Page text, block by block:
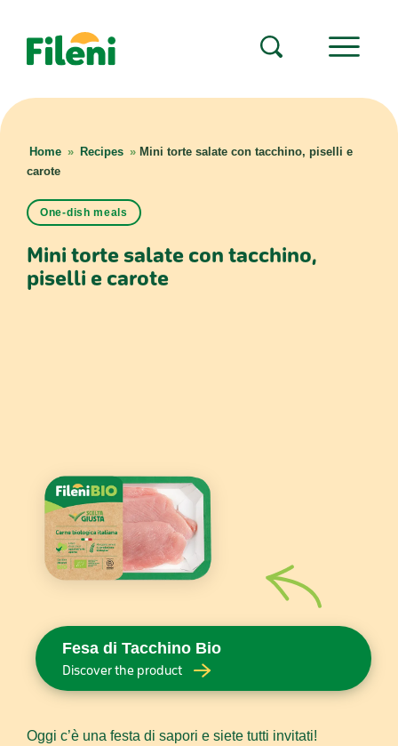
Home » Recipes » Mini torte salate con tacchino, piselli e
carote
One-dish meals
Mini torte salate con tacchino,
piselli e carote
Fesa di Tacchino Bio
Discover the product
Oggi c’è una festa di sapori e siete tutti invitati!